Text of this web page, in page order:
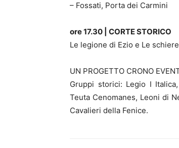
– Fossati, Porta dei Carmini
ore 17.30 | CORTE STORICO
Le legione di Ezio e Le
UN PROGETTO CRONO
Gruppi storici: Legio I
Teuta Cenomanes, Leoni di
Cavalieri della Fenice.